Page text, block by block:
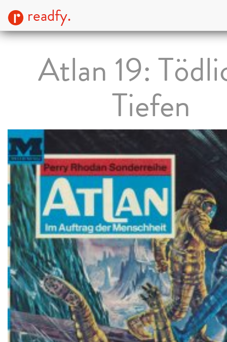
readfy.
Atlan 19:
Tiefen